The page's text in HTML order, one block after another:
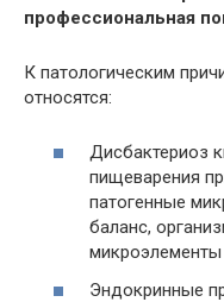
профессиональная
К патологическим
относятся:
Дисбактериоз
пищеварения
патогенные
баланс,
Эндокринные